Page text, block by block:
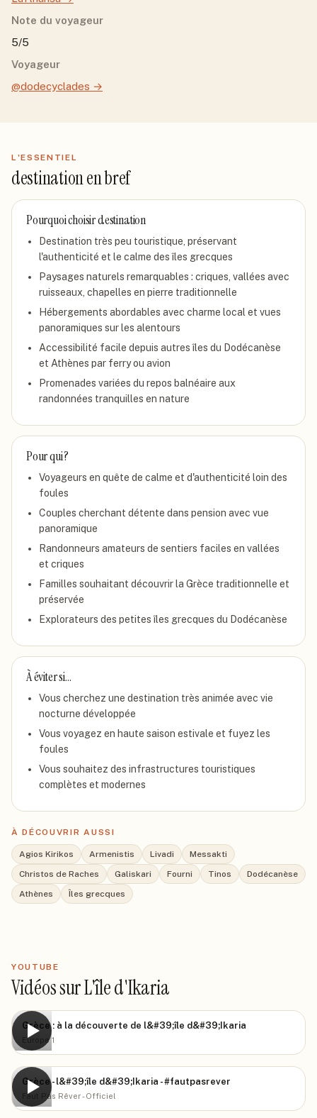
Note du voyageur
5/5
Voyageur
@dodecyclades →
L'ESSENTIEL
destinationen bref
Pourquoi choisirdestination
Destination très peu touristique, préservant
l'authenticité et le calme des îles grecques
Paysages naturels remarquables : criques, vallées avec
ruisseaux, chapelles en pierre traditionnelle
Hébergements abordables avec charme local et vues
panoramiques sur les alentours
Accessibilité facile depuis autres îles du Dodécanèse
et Athènes par ferry ou avion
Promenades variées du repos balnéaire aux
randonnées tranquilles en nature
Pour qui ?
Voyageurs en quête de calme et d'authenticité loin des
foules
Couples cherchant détente dans pension avec vue
panoramique
Randonneurs amateurs de sentiers faciles en vallées
et criques
Familles souhaitant découvrir la Grèce traditionnelle et
préservée
Explorateurs des petites îles grecques du Dodécanèse
À éviter si…
Vous cherchez une destination très animée avec vie
nocturne développée
Vous voyagez en haute saison estivale et fuyez les
foules
Vous souhaitez des infrastructures touristiques
complètes et modernes
À DÉCOUVRIR AUSSI
Agios Kirikos Armenistis Livadi
Messakti
Christos de Raches
Galiskari Fourni Tinos
Dodécanèse
Athènes
Îles grecques
YOUTUBE
Vidéos sur L'île d'Ikaria
▶
Grèce : à la découverte de l&#39;île d&#39;Ikaria
Europe 1
▶
Grèce - l&#39;île d&#39;Ikaria - #fautpasrever
Faut Pas Rêver - Officiel